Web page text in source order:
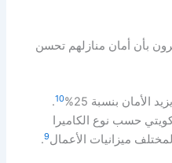
بأن أمان منازلهم تحسن
بنسبة 25% 10
.
بين 55 و195 دينار كويتي حسب نوع الكاميرا
ميزانيات الأعمال9
.